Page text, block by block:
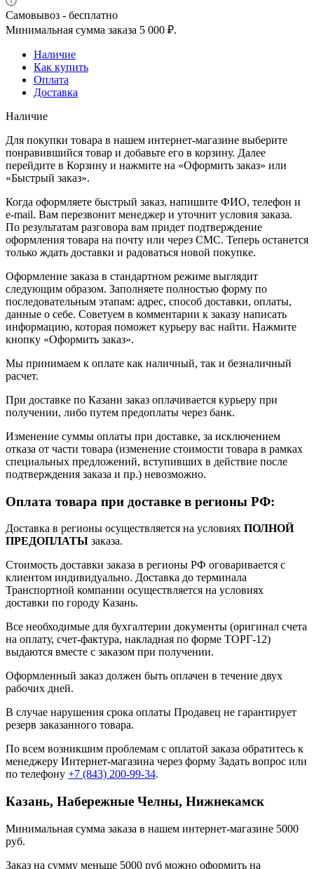
Самовывоз - бесплатно
Минимальная сумма заказа 5 000 ₽.
Наличие
Как купить
Оплата
Доставка
Наличие
Для покупки товара в нашем интернет-магазине выберите
понравившийся товар и добавьте его в корзину. Далее
перейдите в Корзину и нажмите на «Оформить заказ» или
«Быстрый заказ».
Когда оформляете быстрый заказ, напишите ФИО, телефон и
e-mail. Вам перезвонит менеджер и уточнит условия заказа.
По результатам разговора вам придет подтверждение
оформления товара на почту или через СМС. Теперь останется
только ждать доставки и радоваться новой покупке.
Оформление заказа в стандартном режиме выглядит
следующим образом. Заполняете полностью форму по
последовательным этапам: адрес, способ доставки, оплаты,
данные о себе. Советуем в комментарии к заказу написать
информацию, которая поможет курьеру вас найти. Нажмите
кнопку «Оформить заказ».
Мы принимаем к оплате как наличный, так и безналичный
расчет.
При доставке по Казани заказ оплачивается курьеру при
получении, либо путем предоплаты через банк.
Изменение суммы оплаты при доставке, за исключением
отказа от части товара (изменение стоимости товара в рамках
специальных предложений, вступивших в действие после
подтверждения заказа и пр.) невозможно.
Оплата товара при доставке в регионы РФ:
Доставка в регионы осуществляется на условиях ПОЛНОЙ
ПРЕДОПЛАТЫ заказа.
Стоимость доставки заказа в регионы РФ оговаривается с
клиентом индивидуально. Доставка до терминала
Транспортной компании осуществляется на условиях
доставки по городу Казань.
Все необходимые для бухгалтерии документы (оригинал счета
на оплату, счет-фактура, накладная по форме ТОРГ-12)
выдаются вместе с заказом при получении.
Оформленный заказ должен быть оплачен в течение двух
рабочих дней.
В случае нарушения срока оплаты Продавец не гарантирует
резерв заказанного товара.
По всем возникшим проблемам с оплатой заказа обратитесь к
менеджеру Интернет-магазина через форму Задать вопрос или
по телефону +7 (843) 200-99-34.
Казань, Набережные Челны, Нижнекамск
Минимальная сумма заказа в нашем интернет-магазине 5000
руб.
Заказ на сумму меньше 5000 руб можно оформить на